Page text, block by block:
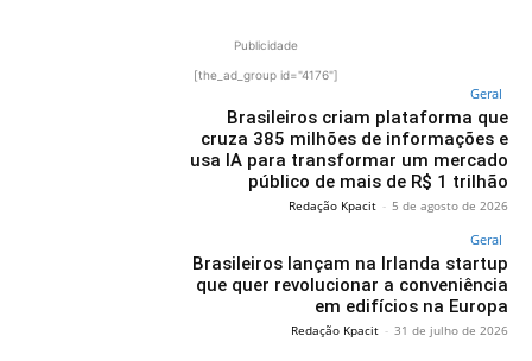
Publicidade
[the_ad_group id="4176"]
Geral
Brasileiros criam plataforma que
cruza 385 milhões de informações e
usa IA para transformar um mercado
público de mais de R$ 1 trilhão
Redação Kpacit - 5 de agosto de 2026
Geral
Brasileiros lançam na Irlanda startup
que quer revolucionar a conveniência
em edifícios na Europa
Redação Kpacit - 31 de julho de 2026